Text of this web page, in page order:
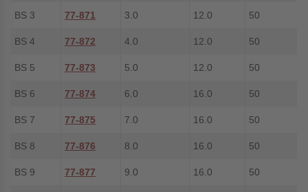
BS 3 77-871 3.0 12.0 50
BS 4 77-872 4.0 12.0 50
BS 5 77-873 5.0 12.0 50
BS 6 77-874 6.0 16.0 50
BS 7 77-875 7.0 16.0 50
BS 8 77-876 8.0 16.0 50
BS 9 77-877 9.0 16.0 50